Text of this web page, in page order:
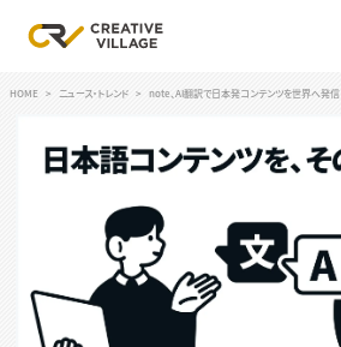
ログイン
クリエイター求人を探す
CREATIVE JOB求人検索
HOME ニュース・トレンド note、AI翻訳で日本発コンテンツを世界へ発信